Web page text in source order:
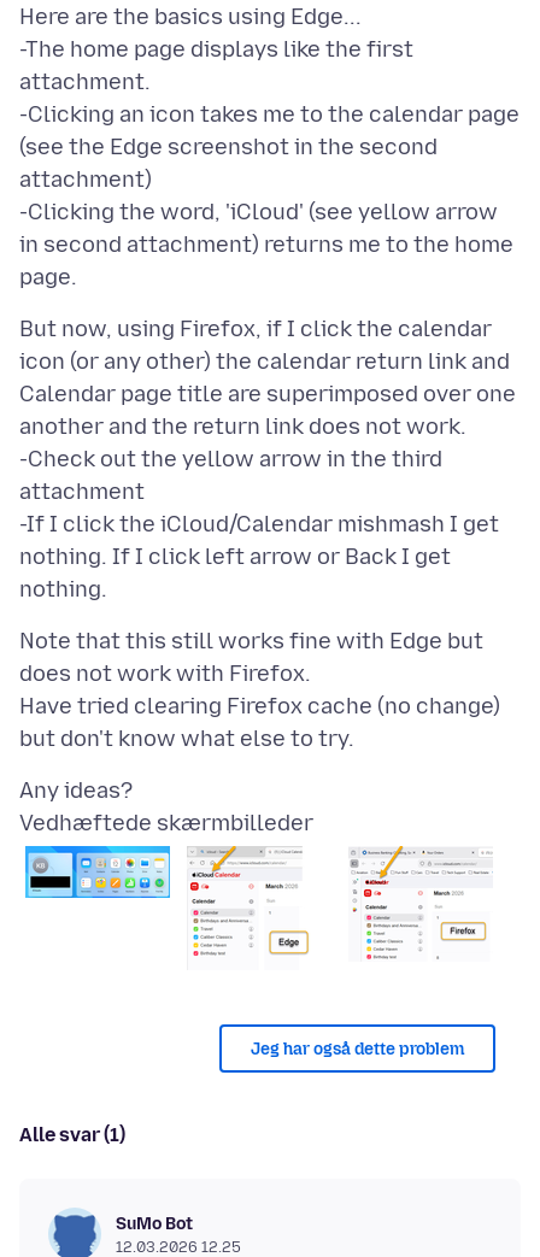
Here are the basics using Edge...
-The home page displays like the first
attachment.
-Clicking an icon takes me to the calendar page
(see the Edge screenshot in the second
attachment)
-Clicking the word, 'iCloud' (see yellow arrow
in second attachment) returns me to the home
But now, using Firefox, if I click the calendar
icon (or any other) the calendar return link and
Calendar page title are superimposed over one
another and the return link does not work.
-Check out the yellow arrow in the third
attachment
-If I click the iCloud/Calendar mishmash I get
nothing. If I click left arrow or Back I get
Note that this still works fine with Edge but
does not work with Firefox.
Have tried clearing Firefox cache (no change)
Vedhæftede skærmbilleder
Jeg har også dette problem
Alle svar (1)
SuMo Bot
12.03.2026 12.25